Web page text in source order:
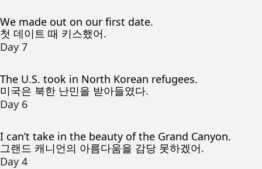
We made out on our first date.
첫 데이트 때 키스했어.
Day 7
The U.S. took in North Korean refugees.
미국은 북한 난민을 받아들였다.
Day 6
I can’t take in the beauty of the Grand Canyon.
그랜드 캐니언의 아름다움을 감당 못하겠어.
Day 4